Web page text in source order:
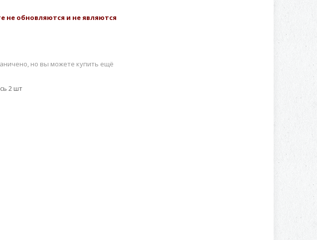
не обновляются и не являются
но вы можете купить ещё
2 шт